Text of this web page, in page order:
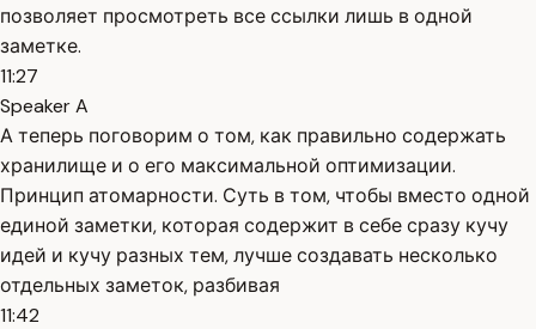
позволяет просмотреть все ссылки лишь в одной
заметке.
11:27
Speaker A
А теперь поговорим о том, как правильно содержать
хранилище и о его максимальной оптимизации.
Принцип атомарности. Суть в том, чтобы вместо одной
единой заметки, которая содержит в себе сразу кучу
идей и кучу разных тем, лучше создавать несколько
отдельных заметок, разбивая
11:42